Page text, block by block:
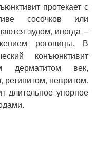
протекает с
сосочков или
зудом, иногда –
роговицы. В
конъюнктивит
дерматитом век,
ретинитом, невритом.
длительное упорное